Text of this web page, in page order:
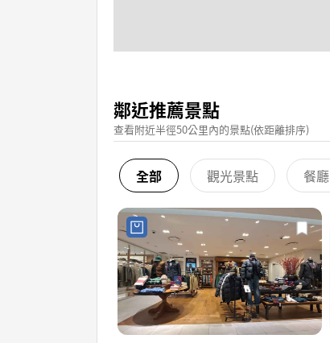
鄰近推薦景點
查看附近半徑50公里內的景點(依距離排序)
全部 觀光景點 餐廳